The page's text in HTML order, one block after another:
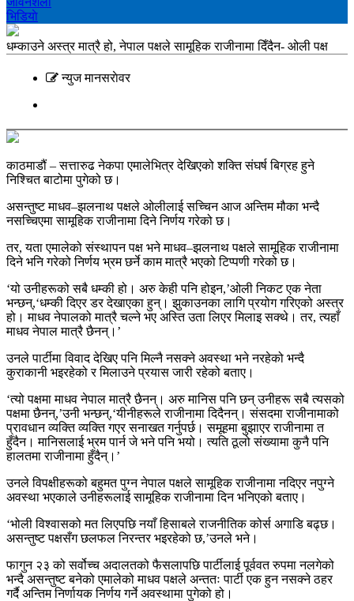
भिडियाे
धम्काउने अस्त्र मात्रै हो, नेपाल पक्षले सामूहिक राजीनामा दिँदैन- ओली पक्ष
न्युज मानसराेवर
काठमाडौं – सत्तारुढ नेकपा एमालेभित्र देखिएको शक्ति संघर्ष बिग्रह हुने
निश्चित बाटोमा पुगेको छ।
असन्तुष्ट माधव–झलनाथ पक्षले ओलीलाई सच्चिन आज अन्तिम मौका भन्दै
नसच्चिएमा सामूहिक राजीनामा दिने निर्णय गरेको छ।
तर, यता एमालेको संस्थापन पक्ष भने माधव–झलनाथ पक्षले सामूहिक राजीनामा
दिने भनि गरेको निर्णय भ्रम छर्ने काम मात्रै भएको टिप्पणी गरेको छ।
‘यो उनीहरूको सबै धम्की हो। अरु केही पनि होइन,’ओली निकट एक नेता
भन्छन्,‘धम्की दिएर डर देखाएका हुन्। झुकाउनका लागि प्रयोग गरिएको अस्त्र
हो। माधव नेपालको मात्रै चल्ने भए अस्ति उता लिएर मिलाइ सक्थे। तर, त्यहाँ
माधव नेपाल मात्रै छैनन्।’
उनले पार्टीमा विवाद देखिए पनि मिल्नै नसक्ने अवस्था भने नरहेको भन्दै
कुराकानी भइरहेको र मिलाउने प्रयास जारी रहेको बताए।
‘त्यो पक्षमा माधव नेपाल मात्रै छैनन्। अरु मानिस पनि छन् उनीहरू सबै त्यसको
पक्षमा छैनन्,’उनी भन्छन्,‘यीनीहरूले राजीनामा दिदैनन्। संसदमा राजीनामाको
प्रावधान व्यक्ति व्यक्ति गएर सनाखत गर्नुपर्छ। समूहमा बुझाएर राजीनामा त
हुँदैन। मानिसलाई भ्रम पार्न जे भने पनि भयो। त्यति ठूलो संख्यामा कुनै पनि
हालतमा राजीनामा हुँदैन्।’
उनले विपक्षीहरूको बहुमत पुग्न नेपाल पक्षले सामूहिक राजीनामा नदिएर नपुग्ने
अवस्था भएकाले उनीहरूलाई सामूहिक राजीनामा दिन भनिएको बताए।
‘भोली विश्वासको मत लिएपछि नयाँ हिसाबले राजनीतिक कोर्स अगाडि बढ्छ।
असन्तुष्ट पक्षसँग छलफल निरन्तर भइरहेको छ,’उनले भने।
फागुन २३ को सर्वोच्च अदालतको फैसलापछि पार्टीलाई पूर्ववत रुपमा नलगेको
भन्दै असन्तुष्ट बनेको एमालेको माधव पक्षले अन्ततः पार्टी एक हुन नसक्ने ठहर
गर्दै अन्तिम निर्णायक निर्णय गर्ने अवस्थामा पुगेको हो।